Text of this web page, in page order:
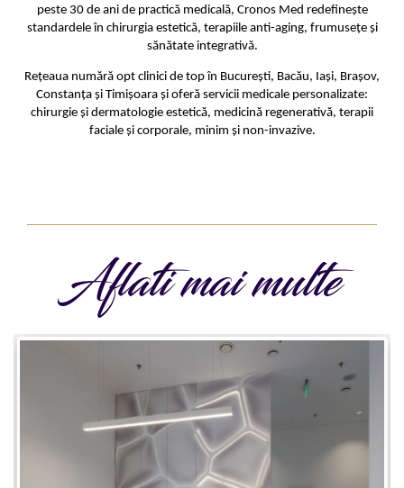
peste 30 de ani de practică medicală, Cronos Med redefinește
standardele în chirurgia estetică, terapiile anti-aging, frumusețe și
sănătate integrativă.
Rețeaua numără opt clinici de top în București, Bacău, Iași, Brașov,
Constanța și Timișoara și oferă servicii medicale personalizate:
chirurgie și dermatologie estetică, medicină regenerativă, terapii
faciale și corporale, minim și non-invazive.
Aflati mai multe